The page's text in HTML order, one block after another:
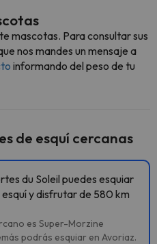
mascotas. Para consultar sus
nos mandes un mensaje a
informando del peso de tu
de esquí cercanas
du Soleil puedes esquiar
y disfrutar de 580 km
es Super-Morzine
podrás esquiar en Avoriaz.